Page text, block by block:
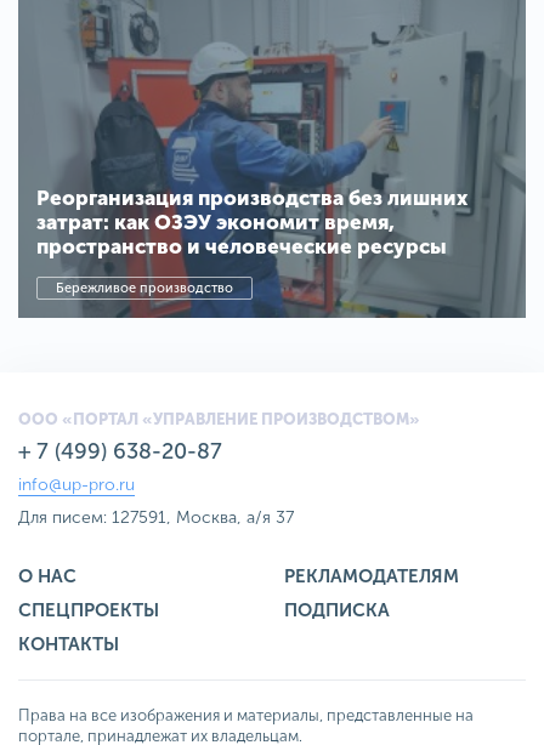
Реорганизация производства без лишних
затрат: как ОЗЭУ экономит время,
пространство и человеческие ресурсы
Бережливое производство
ООО «ПОРТАЛ «УПРАВЛЕНИЕ ПРОИЗВОДСТВОМ»
+ 7 (499) 638-20-87
info@up-pro.ru
Для писем: 127591, Москва, а/я 37
О НАС
РЕКЛАМОДАТЕЛЯМ
СПЕЦПРОЕКТЫ
ПОДПИСКА
КОНТАКТЫ
Права на все изображения и материалы, представленные на
портале, принадлежат их владельцам.